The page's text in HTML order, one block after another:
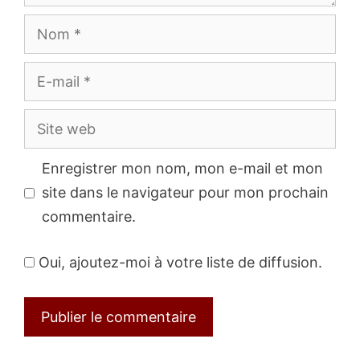
Nom
E-
mail
Site
web
Enregistrer mon nom, mon e-mail et mon
site dans le navigateur pour mon prochain
commentaire.
Oui, ajoutez-moi à votre liste de diffusion.